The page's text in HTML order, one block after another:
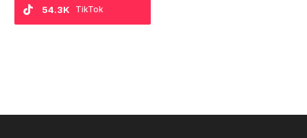
TikTok
54.3K